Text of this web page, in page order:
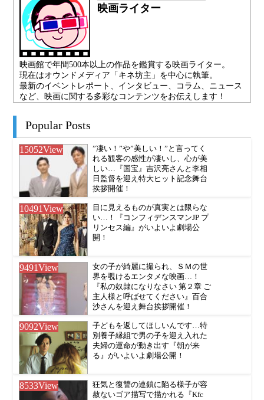
映画ライター
映画館で年間500本以上の作品を鑑賞する映画ライター。
現在はオウンドメディア「キネ坊主」を中心に執筆。
最新のイベントレポート、インタビュー、コラム、ニュース
など、映画に関する多彩なコンテンツをお伝えします！
Popular Posts
15052View
”凄い！”や”美しい！”と言ってく
れる観客の感性が凄いし、心が美
しい…『国宝』吉沢亮さんと李相
日監督を迎え特大ヒット記念舞台
挨拶開催！
10491View
目に見えるものが真実とは限らな
い…！『コンフィデンスマンJP プ
リンセス編』がいよいよ劇場公
開！
9491View
女の子が綺麗に撮られ、ＳＭの世
界を覗けるエンタメな映画…！
『私の奴隷になりなさい 第２章 ご
主人様と呼ばせてください』百合
沙さんを迎え舞台挨拶開催！
9092View
子どもを返してほしいんです…特
別養子縁組で男の子を迎え入れた
夫婦の運命が動き出す『朝が来
る』がいよいよ劇場公開！
8533View
狂気と復讐の連鎖に陥る様子が容
赦ないゴア描写で描かれる『Kfc